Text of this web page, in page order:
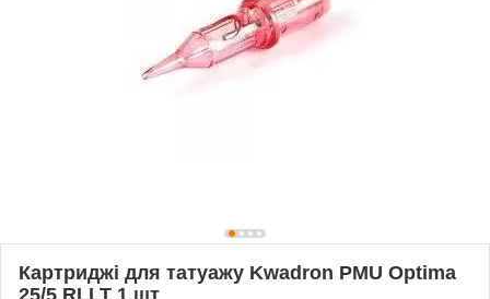
Картриджі для татуажу Kwadron PMU Optima
25/5 RLLT 1 шт